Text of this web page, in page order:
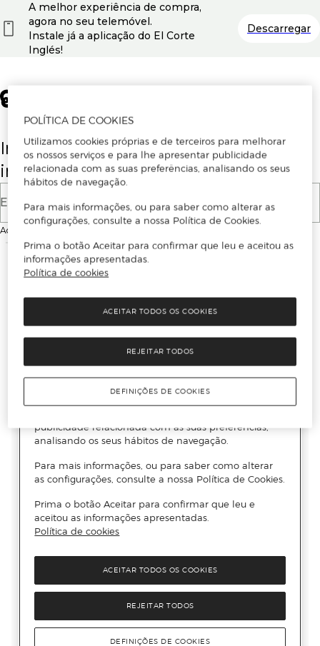
Insira o seu email para se registar ou
iniciar sessão.
E-mail
Ao continuar, aceitas as
A melhor experiência de compra,
agora no seu telemóvel.
Instale já a aplicação do El Corte
Inglés!
Descarregar
POLÍTICA DE COOKIES
Utilizamos cookies próprias e de terceiros para melhorar
os nossos serviços e para lhe apresentar publicidade
relacionada com as suas preferências, analisando os seus
hábitos de navegação.
Para mais informações, ou para saber como alterar as
configurações, consulte a nossa Política de Cookies.
Prima o botão Aceitar para confirmar que leu e aceitou as
informações apresentadas.
Política de cookies
REJEITAR TODOS
ACEITAR TODOS OS COOKIES
DEFINIÇÕES DE COOKIES